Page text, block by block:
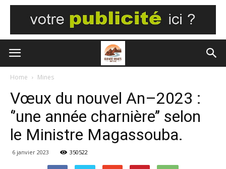
Home Mines
Vœux du nouvel An–2023 :
‘’une année charnière’’ selon
le Ministre Magassouba.
6 janvier 2023 350522